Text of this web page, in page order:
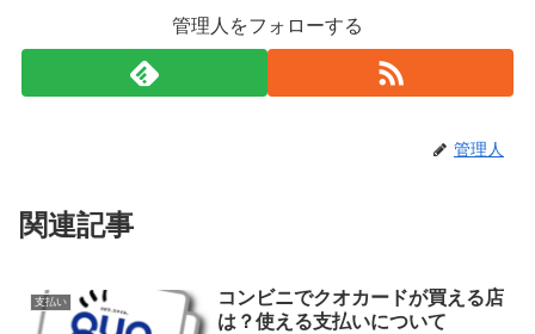
管理人をフォローする
管理人
関連記事
支払い
コンビニでクオカードが買える店
は？使える支払いについて